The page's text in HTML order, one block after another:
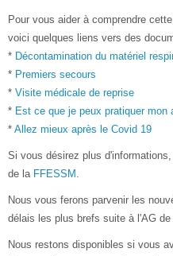
Pour vous aider à comprendre
voici quelques liens vers des
* Décontamination du matériel
* Premiers secours
* Visite médicale de reprise
* Est ce que je peux pratiquer mon
* Allez mieux après le Covid 19
Si vous désirez plus
de la FFESSM .
Nous vous ferons parvenir les
délais les plus brefs suite à l'AG
Nous restons disponibles si vous